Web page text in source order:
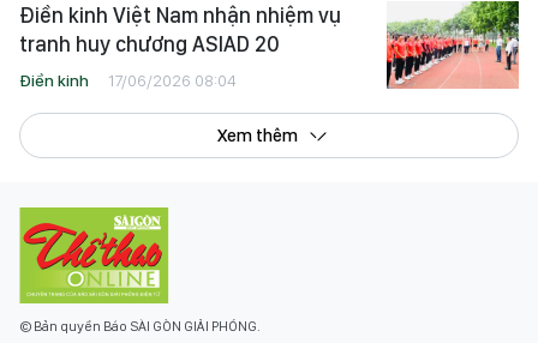
Điền kinh Việt Nam nhận nhiệm vụ
tranh huy chương ASIAD 20
Điền kinh 17/06/2026 08:04
Xem thêm
© Bản quyền Báo SÀI GÒN GIẢI PHÓNG.